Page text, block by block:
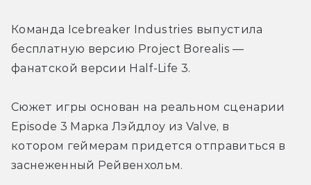
Команда Icebreaker Industries выпустила
бесплатную версию
фанатской версии Half-Life 3.
Episode 3 Марка Лэйдлоу из Valve, в
котором геймерам придется отправиться в
заснеженный Рейвенхольм.